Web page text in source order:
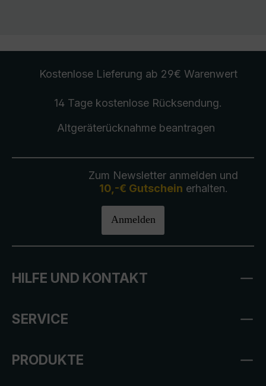
Kostenlose Lieferung ab 29€ Warenwert
14 Tage kostenlose Rücksendung.
Altgeräterücknahmebeantragen
Zum Newsletter anmelden und
10,-€ Gutschein erhalten.
Anmelden
HILFE UND KONTAKT
SERVICE
PRODUKTE